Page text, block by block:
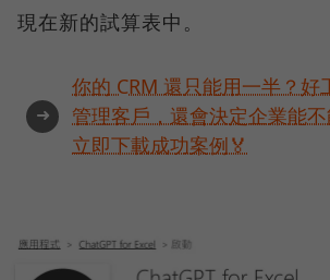
現在新的試算表中。
➜
你的 CRM 還只能用一半？好
管理客戶，還會決定企業能不
立即下載成功案例🏅